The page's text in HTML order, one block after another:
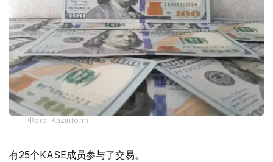
Фото: Kazinform
有25个KASE成员参与了交易。